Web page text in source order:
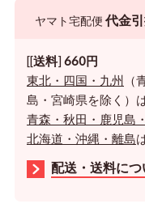
ヤマト宅配便 代金
[[送料] 660円
東北・四国・九州 （
島・宮崎県を除く）
青森・秋田・鹿児島
北海道・沖縄・離島
配送・送料につ